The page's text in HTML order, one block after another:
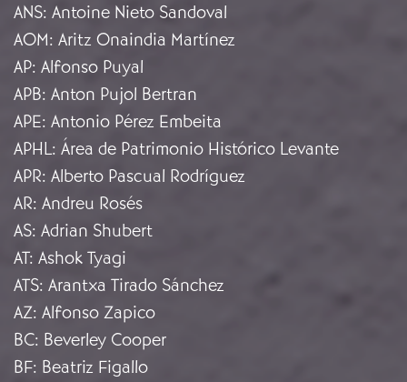
ANS: Antoine Nieto Sandoval
AOM: Aritz Onaindia Martínez
AP: Alfonso Puyal
APB: Anton Pujol Bertran
APE: Antonio Pérez Embeita
APHL: Área de Patrimonio Histórico Levante
APR: Alberto Pascual Rodríguez
AR: Andreu Rosés
AS: Adrian Shubert
AT: Ashok Tyagi
ATS: Arantxa Tirado Sánchez
AZ: Alfonso Zapico
BC: Beverley Cooper
BF: Beatriz Figallo